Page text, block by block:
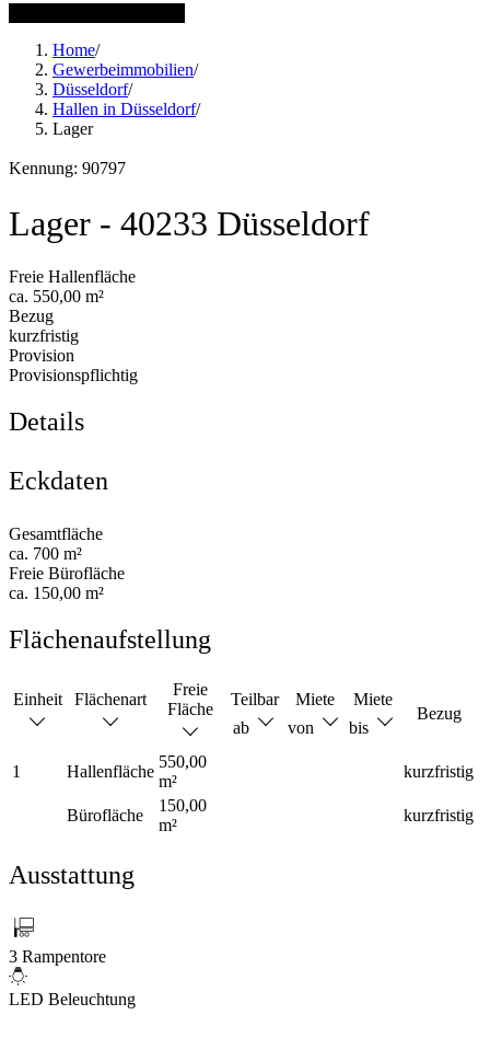
Home/
Gewerbeimmobilien/
Düsseldorf/
Hallen in Düsseldorf/
Lager
Kennung: 90797
Lager - 40233 Düsseldorf
Freie Hallenfläche
ca. 550,00 m²
Bezug
kurzfristig
Provision
Provisionspflichtig
Details
Eckdaten
Gesamtfläche
ca. 700 m²
Freie Bürofläche
ca. 150,00 m²
Flächenaufstellung
Einheit Flächenart
Freie
Fläche
Teilbar
ab
Miete
von
Miete
bis
Bezug
1 Hallenfläche
550,00
m²
kurzfristig
Bürofläche
150,00
m²
kurzfristig
Ausstattung
3 Rampentore
LED Beleuchtung